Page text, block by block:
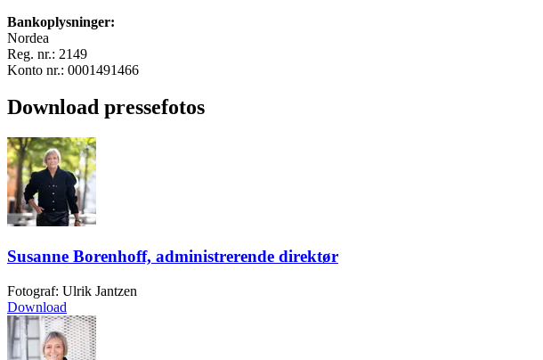
Bankoplysninger:
Nordea
Reg. nr.: 2149
Konto nr.: 0001491466
Download pressefotos
Susanne Borenhoff, administrerende direktør
Fotograf: Ulrik Jantzen
Download